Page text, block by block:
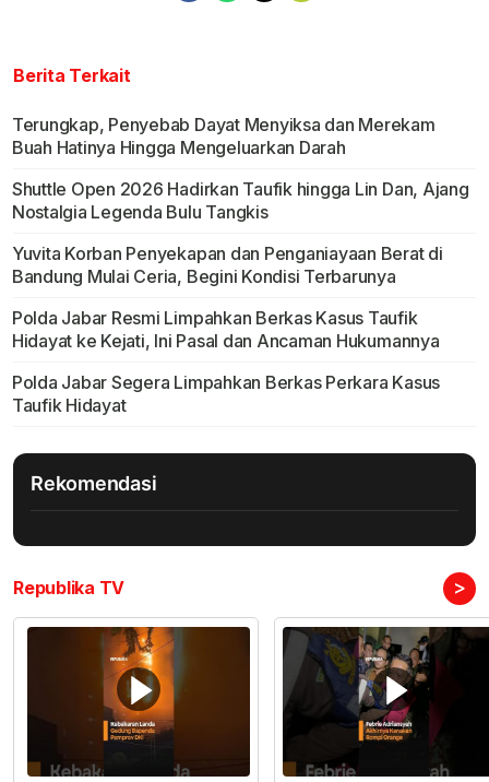
Berita Terkait
Terungkap, Penyebab Dayat Menyiksa dan Merekam
Buah Hatinya Hingga Mengeluarkan Darah
Shuttle Open 2026 Hadirkan Taufik hingga Lin Dan, Ajang
Nostalgia Legenda Bulu Tangkis
Yuvita Korban Penyekapan dan Penganiayaan Berat di
Bandung Mulai Ceria, Begini Kondisi Terbarunya
Polda Jabar Resmi Limpahkan Berkas Kasus Taufik
Hidayat ke Kejati, Ini Pasal dan Ancaman Hukumannya
Polda Jabar Segera Limpahkan Berkas Perkara Kasus
Taufik Hidayat
Rekomendasi
Republika TV >